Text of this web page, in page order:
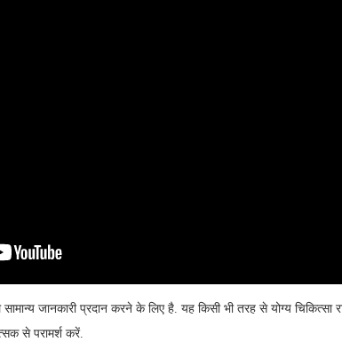
जानकारी प्रदान करने के लिए है. यह किसी भी तरह से योग्य चिकित्सा
से परामर्श करें.